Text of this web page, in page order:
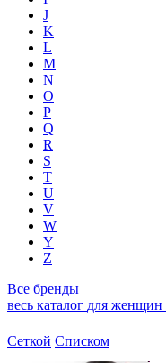
J
K
L
M
N
O
P
Q
R
S
T
U
V
W
Y
Z
Все бренды
весь каталог для женщин
Сеткой Списком